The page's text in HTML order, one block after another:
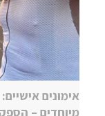
אימונים
מיוחדים –